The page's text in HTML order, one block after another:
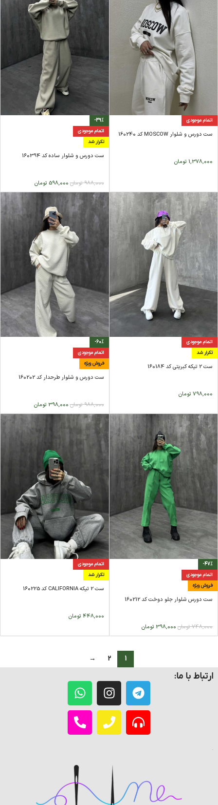
اتمام موجودی
ست دورس و شلوار MOSCOW کد 160240
1,378,000 تومان
-39%
اتمام موجودی
تکرار شد
ست دورس و شلوار ساده کد 160394
988,000تومان 598,000 تومان
اتمام موجودی
تکرار شد
ست 2 تیکه کبریتی کد 160184
798,000 تومان
-60%
اتمام موجودی
فروش ویژه
ست دورس و شلوار طرحدار کد 160202
988,000تومان 398,000 تومان
-47%
اتمام موجودی
فروش ویژه
ست دورس شلوار جلو دوخت کد 160212
748,000تومان 398,000 تومان
اتمام موجودی
تکرار شد
ست 2 تیکه CALIFORNIA کد 160225
448,000 تومان
1
2
→
ارتباط با ما: